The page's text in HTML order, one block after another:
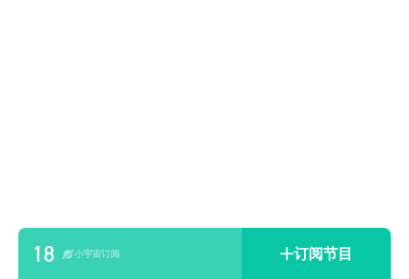
18 小宇宙订阅 订阅节目